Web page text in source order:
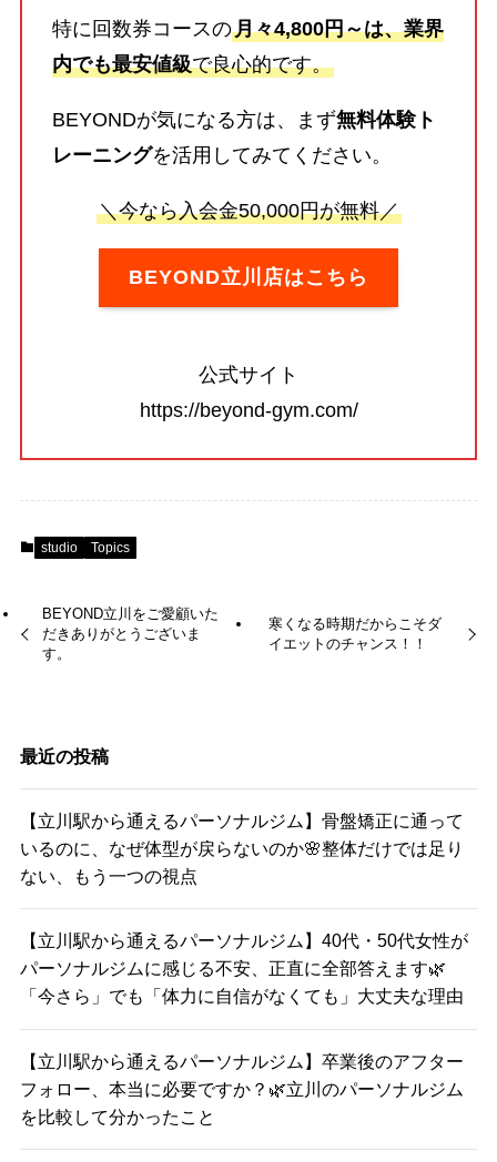
特に回数券コースの月々4,800円～は、業界
内でも最安値級で良心的です。
BEYONDが気になる方は、まず無料体験ト
レーニングを活用してみてください。
＼今なら入会金50,000円が無料／
BEYOND立川店はこちら
公式サイト
https://beyond-gym.com/
studio Topics
BEYOND立川をご愛顧いた
だきありがとうございま
す。
寒くなる時期だからこそダ
イエットのチャンス！！
最近の投稿
【立川駅から通えるパーソナルジム】骨盤矯正に通って
いるのに、なぜ体型が戻らないのか🌸整体だけでは足り
ない、もう一つの視点
【立川駅から通えるパーソナルジム】40代・50代女性が
パーソナルジムに感じる不安、正直に全部答えます🌿
「今さら」でも「体力に自信がなくても」大丈夫な理由
【立川駅から通えるパーソナルジム】卒業後のアフター
フォロー、本当に必要ですか？🌿立川のパーソナルジム
を比較して分かったこと